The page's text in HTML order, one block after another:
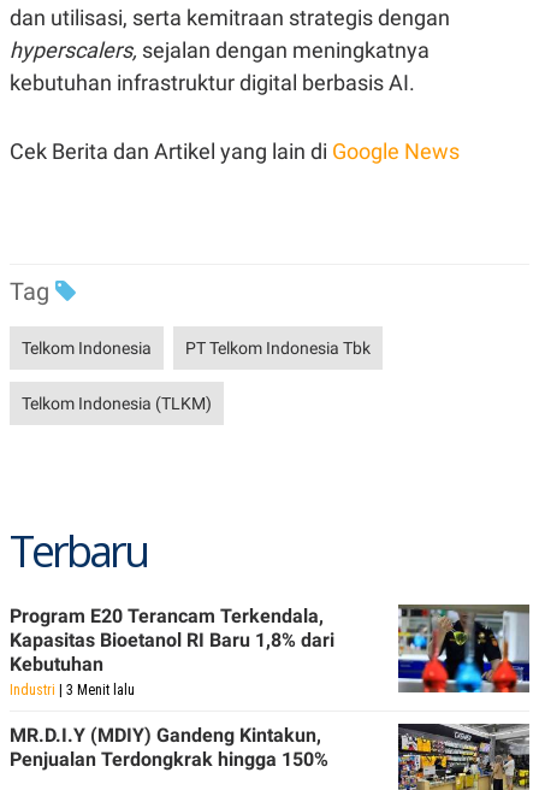
N
N
C
E
K
A
M
I
T
RT
I
I
N
G
K
G
.
SITEMAPPROFILE
PEDOMAN
PEMBERITAAN
dan utilisasi, serta kemitraan strategis dengan
hyperscalers, sejalan dengan meningkatnya
kebutuhan infrastruktur digital berbasis AI.
Cek Berita dan Artikel yang lain di Google News
Tag
Telkom Indonesia PT Telkom Indonesia Tbk
Telkom Indonesia (TLKM)
Terbaru
Program E20 Terancam Terkendala,
Kapasitas Bioetanol RI Baru 1,8% dari
Kebutuhan
Industri | 3 Menit lalu
MR.D.I.Y (MDIY) Gandeng Kintakun,
Penjualan Terdongkrak hingga 150%